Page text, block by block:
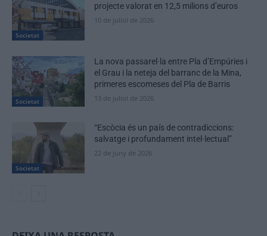
Societat
projecte valorat en 12,5 milions d’euros
10 de juliol de 2026
Societat
La nova passarel·la entre Pla d’Empúries i
el Grau i la neteja del barranc de la Mina,
primeres escomeses del Pla de Barris
13 de juliol de 2026
Societat
“Escòcia és un país de contradiccions:
salvatge i profundament intel·lectual”
22 de juny de 2026